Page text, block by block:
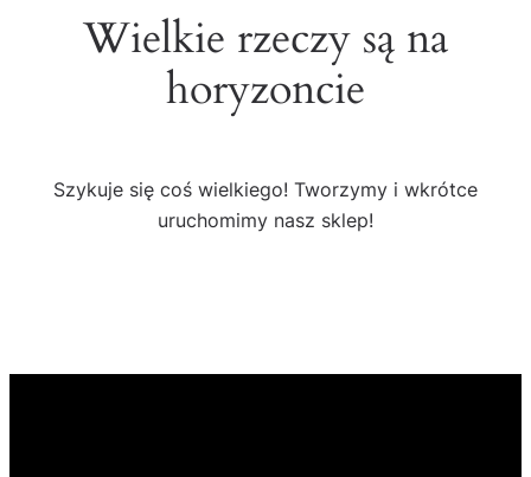
Wielkie rzeczy są na
horyzoncie
Szykuje się coś wielkiego! Tworzymy i wkrótce
uruchomimy nasz sklep!